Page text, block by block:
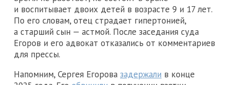
и воспитывает двоих детей в возрасте 9 и 17 лет.
По его словам, отец страдает гипертонией,
а старший сын — астмой. После заседания суда
Егоров и его адвокат отказались от комментариев
для прессы.
Напомним, Сергея Егорова задержали в конце